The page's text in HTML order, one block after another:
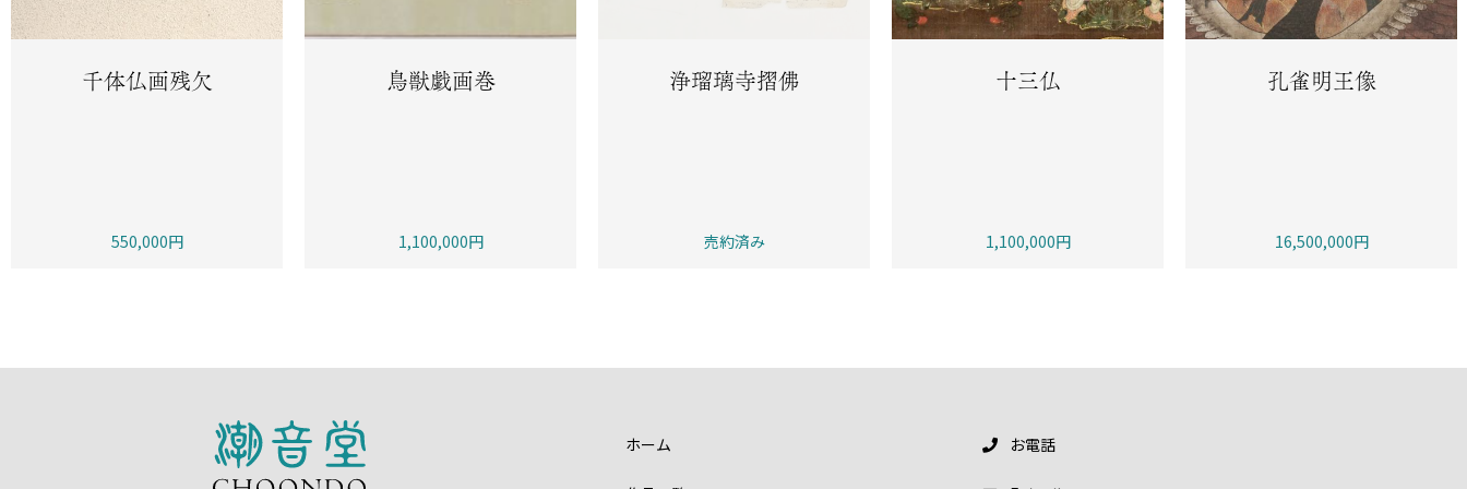
千体仏画残欠
550,000円
鳥獣戯画巻
1,100,000円
浄瑠璃寺摺佛
売約済み
十三仏
1,100,000円
孔雀明王像
16,500,000円
ホーム お電話